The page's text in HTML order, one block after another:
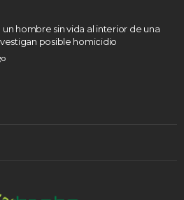
un hombre sin vida al interior de una
posible homicidio